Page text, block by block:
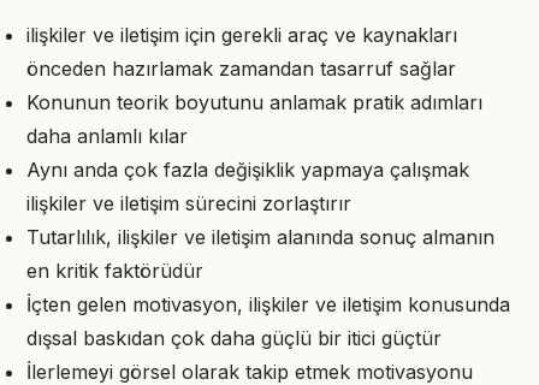
ilişkiler ve iletişim için gerekli araç ve kaynakları
önceden hazırlamak zamandan tasarruf sağlar
Konunun teorik boyutunu anlamak pratik adımları
daha anlamlı kılar
Aynı anda çok fazla değişiklik yapmaya çalışmak
ilişkiler ve iletişim sürecini zorlaştırır
Tutarlılık, ilişkiler ve iletişim alanında sonuç almanın
en kritik faktörüdür
İçten gelen motivasyon, ilişkiler ve iletişim konusunda
dışsal baskıdan çok daha güçlü bir itici güçtür
İlerlemeyi görsel olarak takip etmek motivasyonu